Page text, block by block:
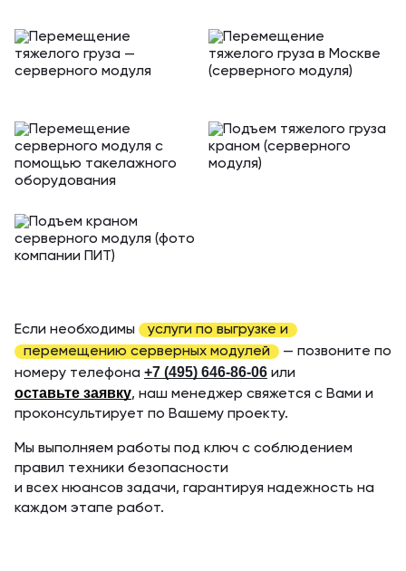
Если необходимы
услуги по выгрузке и
перемещению серверных модулей
— позвоните по
номеру телефона +7 (495) 646-86-06 или
оставьте заявку, наш менеджер свяжется с Вами и
проконсультирует по Вашему проекту.
Мы выполняем работы под ключ с соблюдением
правил техники безопасности
и всех нюансов задачи, гарантируя надежность на
каждом этапе работ.